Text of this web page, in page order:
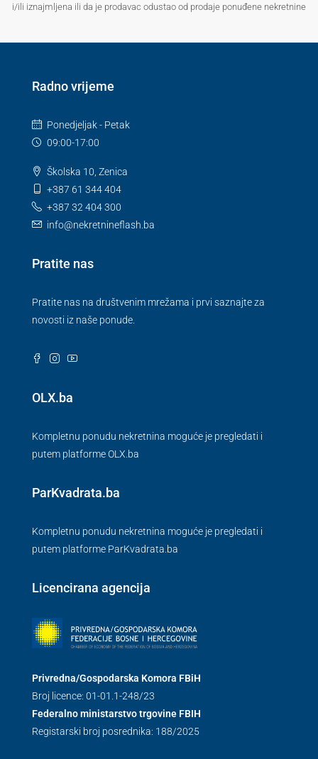
i/ili iznajmljena ili da je prodavac odustao od prodaje ponuđene nekretnine
Radno vrijeme
Ponedjeljak - Petak
09:00-17:00
Školska 10, Zenica
+387 61 344 404
+387 32 404 300
info@nekretnineflash.ba
Pratite nas
Pratite nas na društvenim mrežama i prvi saznajte za
novosti iz naše ponude.
OLX.ba
Kompletnu ponudu nekretnina moguće je pregledati i
putem platforme OLX.ba
ParKvadrata.ba
Kompletnu ponudu nekretnina moguće je pregledati i
putem platforme ParKvadrata.ba
Licencirana agencija
Privredna/Gospodarska Komora FBiH
Broj licence: 01-01.1-248/23
Federalno ministarstvo trgovine FBIH
Registarski broj posrednika: 188/2025